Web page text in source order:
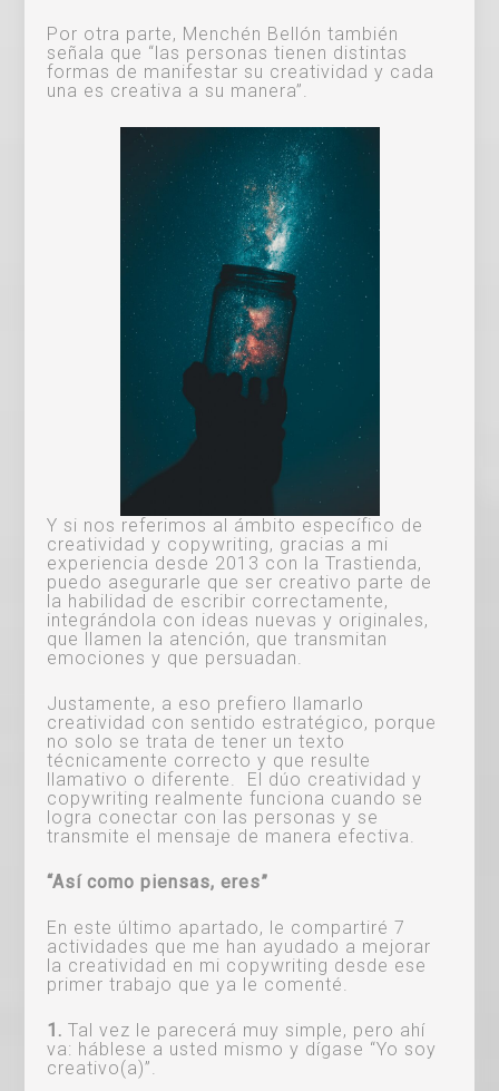
Por otra parte, Menchén Bellón también
señala que “las personas tienen distintas
formas de manifestar su creatividad y cada
una es creativa a su manera”.
Y si nos referimos al ámbito específico de
creatividad y copywriting, gracias a mi
experiencia desde 2013 con la Trastienda,
puedo asegurarle que ser creativo parte de
la habilidad de escribir correctamente,
integrándola con ideas nuevas y originales,
que llamen la atención, que transmitan
emociones y que persuadan.
Justamente, a eso prefiero llamarlo
creatividad con sentido estratégico, porque
no solo se trata de tener un texto
técnicamente correcto y que resulte
llamativo o diferente. El dúo creatividad y
copywriting realmente funciona cuando se
logra conectar con las personas y se
transmite el mensaje de manera efectiva.
“Así como piensas, eres”
En este último apartado, le compartiré 7
actividades que me han ayudado a mejorar
la creatividad en mi copywriting desde ese
primer trabajo que ya le comenté.
1. Tal vez le parecerá muy simple, pero ahí
va: háblese a usted mismo y dígase “Yo soy
creativo(a)”.